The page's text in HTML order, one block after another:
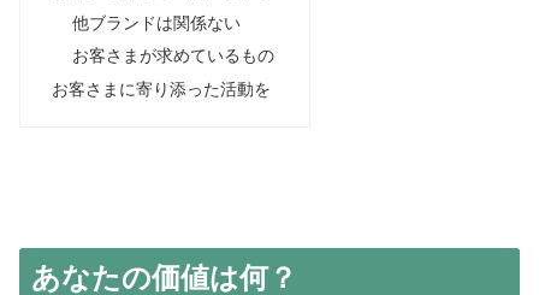
他ブランドは関係ない
お客さまが求めているもの
お客さまに寄り添った活動を
あなたの価値は何？